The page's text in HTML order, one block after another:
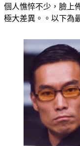
極大差異。。以下為